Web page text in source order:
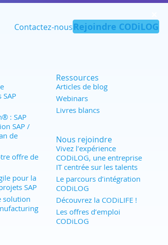
Contactez-nousRejoindre CODiLOG
: SAP
SAP /
de
offre de
pour la
SAP
solution
Ressources
Articles de blog
Webinars
Livres blancs
Nous rejoindre
Vivez l’expérience
CODiLOG, une entreprise
IT centrée sur les talents
Le parcours d’intégration
CODiLOG
Découvrez la CODiLIFE !
Les offres d’emploi
CODiLOG